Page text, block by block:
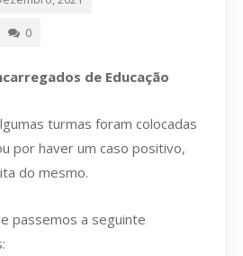
0
de Educação
turmas foram colocadas
por haver um caso positivo,
do mesmo.
passemos a seguinte